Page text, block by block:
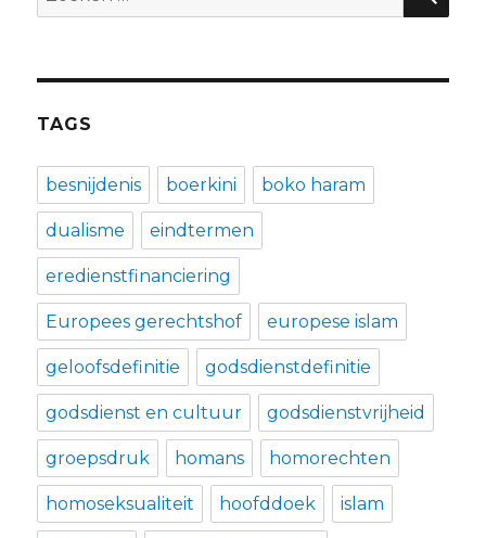
naar:
TAGS
besnijdenis boerkini boko haram
dualisme eindtermen
eredienstfinanciering
Europees gerechtshof europese islam
geloofsdefinitie godsdienstdefinitie
godsdienst en cultuur godsdienstvrijheid
groepsdruk homans homorechten
homoseksualiteit hoofddoek islam